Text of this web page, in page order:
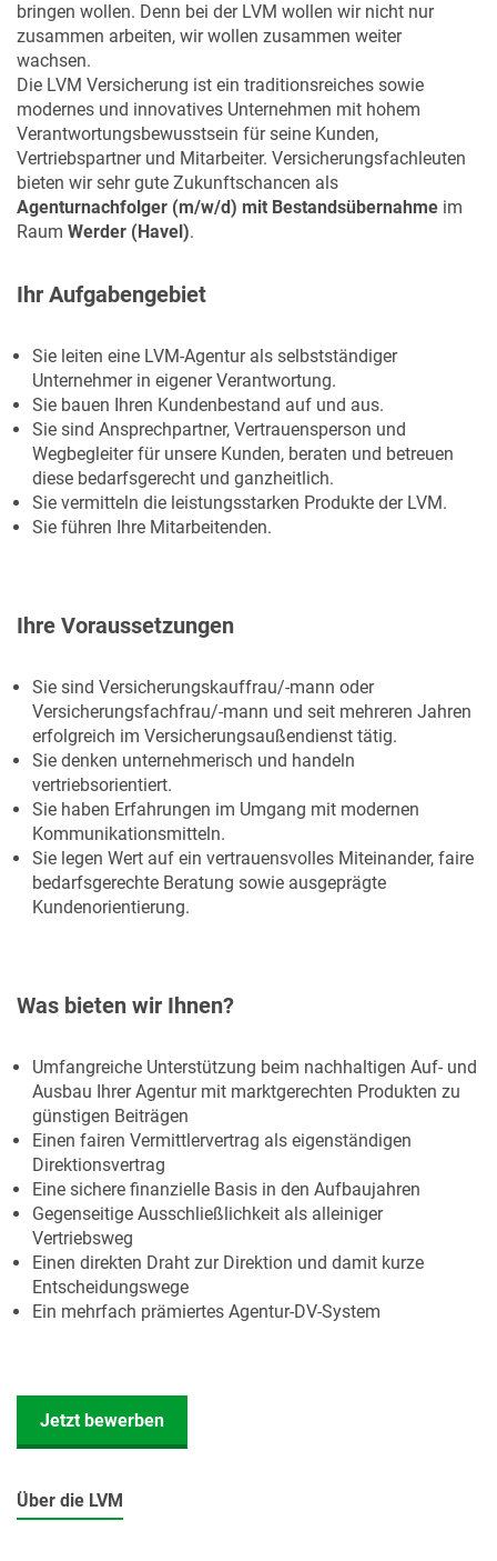
bringen wollen. Denn bei der LVM wollen wir nicht nur
zusammen arbeiten, wir wollen zusammen weiter
wachsen.
Die LVM Versicherung ist ein traditionsreiches sowie
modernes und innovatives Unternehmen mit hohem
Verantwortungsbewusstsein für seine Kunden,
Vertriebspartner und Mitarbeiter. Versicherungsfachleuten
bieten wir sehr gute Zukunftschancen als
Agenturnachfolger (m/w/d) mit Bestandsübernahme im
Raum Werder (Havel).
Ihr Aufgabengebiet
Sie leiten eine LVM-Agentur als selbstständiger
Unternehmer in eigener Verantwortung.
Sie bauen Ihren Kundenbestand auf und aus.
Sie sind Ansprechpartner, Vertrauensperson und
Wegbegleiter für unsere Kunden, beraten und betreuen
diese bedarfsgerecht und ganzheitlich.
Sie vermitteln die leistungsstarken Produkte der LVM.
Sie führen Ihre Mitarbeitenden.
Ihre Voraussetzungen
Sie sind Versicherungskauffrau/-mann oder
Versicherungsfachfrau/-mann und seit mehreren Jahren
erfolgreich im Versicherungsaußendienst tätig.
Sie denken unternehmerisch und handeln
vertriebsorientiert.
Sie haben Erfahrungen im Umgang mit modernen
Kommunikationsmitteln.
Sie legen Wert auf ein vertrauensvolles Miteinander, faire
bedarfsgerechte Beratung sowie ausgeprägte
Kundenorientierung.
Was bieten wir Ihnen?
Umfangreiche Unterstützung beim nachhaltigen Auf- und
Ausbau Ihrer Agentur mit marktgerechten Produkten zu
günstigen Beiträgen
Einen fairen Vermittlervertrag als eigenständigen
Direktionsvertrag
Eine sichere finanzielle Basis in den Aufbaujahren
Gegenseitige Ausschließlichkeit als alleiniger
Vertriebsweg
Einen direkten Draht zur Direktion und damit kurze
Entscheidungswege
Ein mehrfach prämiertes Agentur-DV-System
Jetzt bewerben
Über die LVM